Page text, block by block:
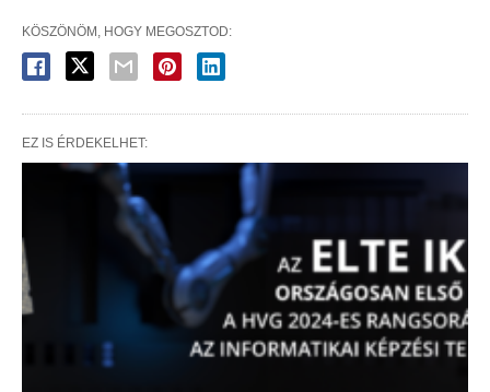
KÖSZÖNÖM, HOGY MEGOSZTOD:
EZ IS ÉRDEKELHET: